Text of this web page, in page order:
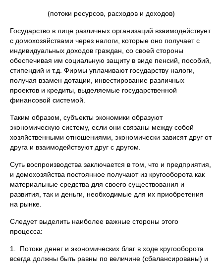
(потоки ресурсов, расходов и доходов)
Государство в лице различных организаций взаимодействует
с домохозяйствами через налоги, которые оно получает с
индивидуальных доходов граждан, со своей стороны
обеспечивая им социальную защиту в виде пенсий, пособий,
стипендий и т.д. Фирмы уплачивают государству налоги,
получая взамен дотации, инвестирование различных
проектов и кредиты, выделяемые государственной
финансовой системой.
Таким образом, субъекты экономики образуют
экономическую систему, если они связаны между собой
хозяйственными отношениями, экономически зависят друг от
друга и взаимодействуют друг с другом.
Суть воспроизводства заключается в том, что и предприятия,
и домохозяйства постоянное получают из кругооборота как
материальные средства для своего существования и
развития, так и деньги, необходимые для их приобретения
на рынке.
Следует выделить наиболее важные стороны этого
процесса:
1. Потоки денег и экономических благ в ходе кругооборота
всегда должны быть равны по величине (сбалансированы) и